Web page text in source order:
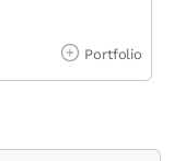
Portfolio